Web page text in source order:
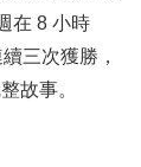
在 8 小時
三次獲勝，
故事。